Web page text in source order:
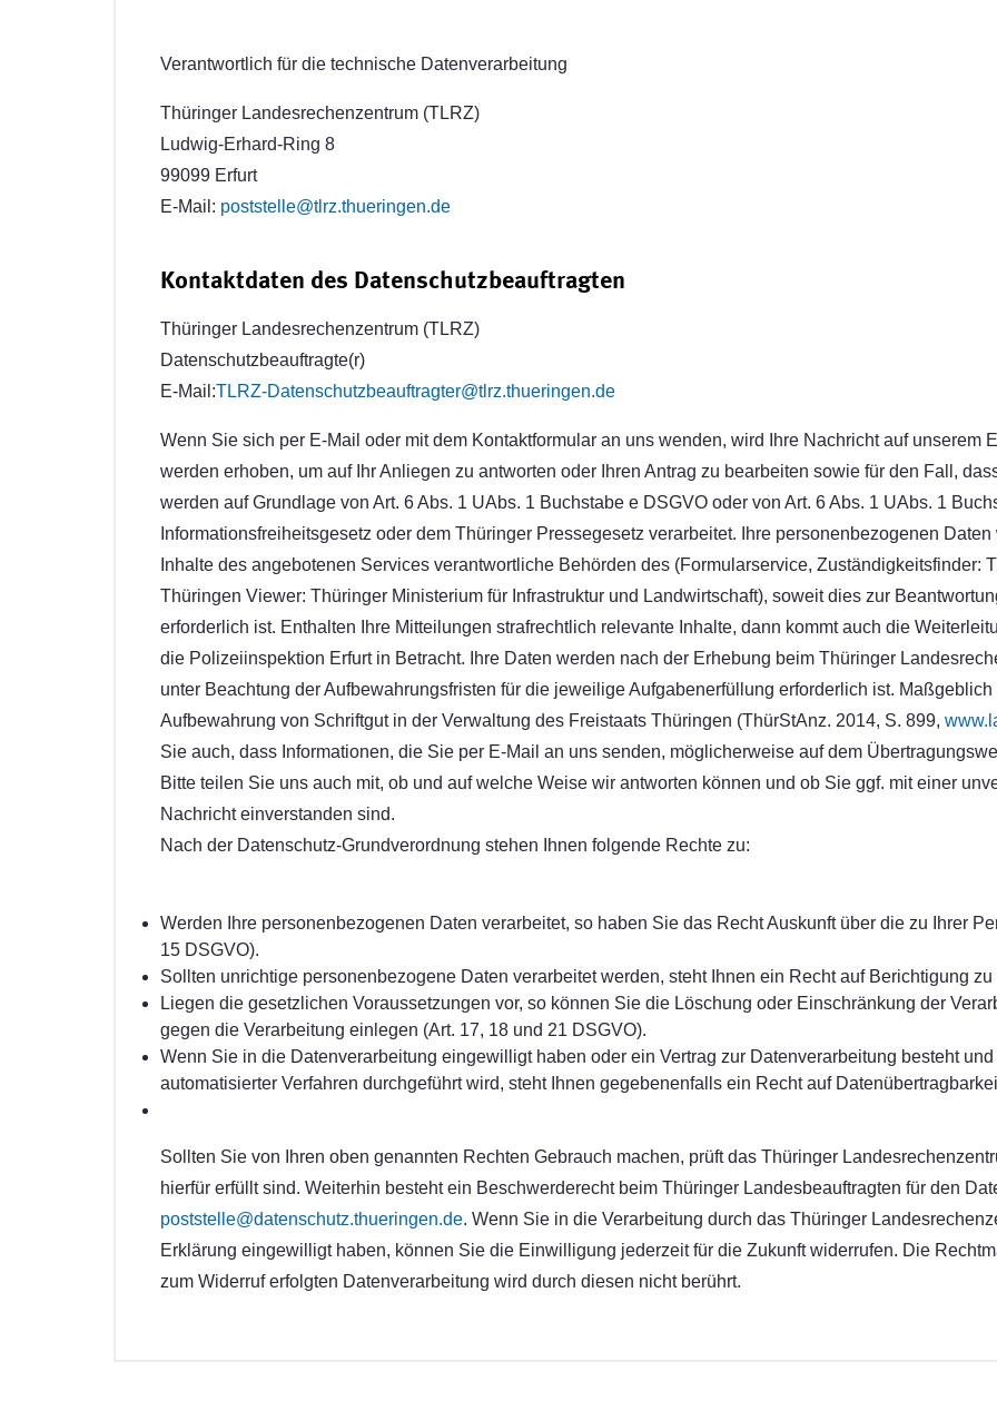
Verantwortlich für die technische Datenverarbeitung
Thüringer Landesrechenzentrum (TLRZ)
Ludwig-Erhard-Ring 8
99099 Erfurt
E-Mail: poststelle@tlrz.thueringen.de
Kontaktdaten des Datenschutzbeauftragten
Thüringer Landesrechenzentrum (TLRZ)
Datenschutzbeauftragte(r)
E-Mail:TLRZ-Datenschutzbeauftragter@tlrz.thueringen.de
Wenn Sie sich per E-Mail oder mit dem Kontaktformular an uns wenden, wird Ihre Nachricht auf unserem
werden erhoben, um auf Ihr Anliegen zu antworten oder Ihren Antrag zu bearbeiten sowie für den Fall,
werden auf Grundlage von Art. 6 Abs. 1 UAbs. 1 Buchstabe e DSGVO oder von Art. 6 Abs. 1 UAbs. 1
Informationsfreiheitsgesetz oder dem Thüringer Pressegesetz verarbeitet. Ihre personenbezogenen
Inhalte des angebotenen Services verantwortliche Behörden des (Formularservice, Zuständigkeitsfinder:
Thüringen Viewer: Thüringer Ministerium für Infrastruktur und Landwirtschaft), soweit dies zur
erforderlich ist. Enthalten Ihre Mitteilungen strafrechtlich relevante Inhalte, dann kommt auch die
die Polizeiinspektion Erfurt in Betracht. Ihre Daten werden nach der Erhebung beim Thüringer
unter Beachtung der Aufbewahrungsfristen für die jeweilige Aufgabenerfüllung erforderlich ist.
Aufbewahrung von Schriftgut in der Verwaltung des Freistaats Thüringen (ThürStAnz. 2014, S. 899,
Sie auch, dass Informationen, die Sie per E-Mail an uns senden, möglicherweise auf dem
Bitte teilen Sie uns auch mit, ob und auf welche Weise wir antworten können und ob Sie ggf. mit einer
Nachricht einverstanden sind.
Nach der Datenschutz-Grundverordnung stehen Ihnen folgende Rechte zu:
Werden Ihre personenbezogenen Daten verarbeitet, so haben Sie das Recht Auskunft über die zu Ihrer
15 DSGVO).
Sollten unrichtige personenbezogene Daten verarbeitet werden, steht Ihnen ein Recht auf Berichtigung zu
Liegen die gesetzlichen Voraussetzungen vor, so können Sie die Löschung oder Einschränkung der
gegen die Verarbeitung einlegen (Art. 17, 18 und 21 DSGVO).
Wenn Sie in die Datenverarbeitung eingewilligt haben oder ein Vertrag zur Datenverarbeitung besteht
automatisierter Verfahren durchgeführt wird, steht Ihnen gegebenenfalls ein Recht auf
Sollten Sie von Ihren oben genannten Rechten Gebrauch machen, prüft das Thüringer
hierfür erfüllt sind. Weiterhin besteht ein Beschwerderecht beim Thüringer Landesbeauftragten für den
poststelle@datenschutz.thueringen.de. Wenn Sie in die Verarbeitung durch das Thüringer
Erklärung eingewilligt haben, können Sie die Einwilligung jederzeit für die Zukunft widerrufen. Die
zum Widerruf erfolgten Datenverarbeitung wird durch diesen nicht berührt.